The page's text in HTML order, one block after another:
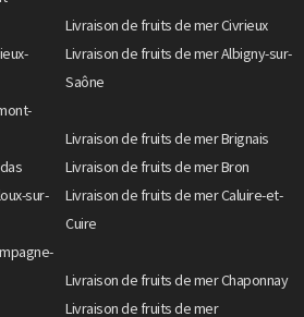
Livraison de fruits de mer Civrieux
Livraison de fruits de mer Albigny-sur-
Saône
Livraison de fruits de mer Brignais
Livraison de fruits de mer Bron
sur-
Livraison de fruits de mer Caluire-et-
Cuire
Livraison de fruits de mer Chaponnay
Livraison de fruits de mer